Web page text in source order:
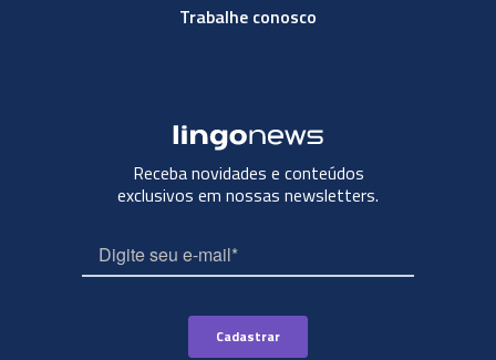
Trabalhe conosco
Receba novidades e conteúdos
exclusivos em nossas newsletters.